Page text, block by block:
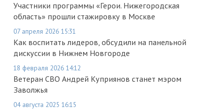
Участники программы «Герои. Нижегородская
область» прошли стажировку в Москве
07 апреля 2026 15:31
Как воспитать лидеров, обсудили на панельной
дискуссии в Нижнем Новгороде
18 февраля 2026 14:12
Ветеран СВО Андрей Куприянов станет мэром
Заволжья
04 августа 2025 16:15